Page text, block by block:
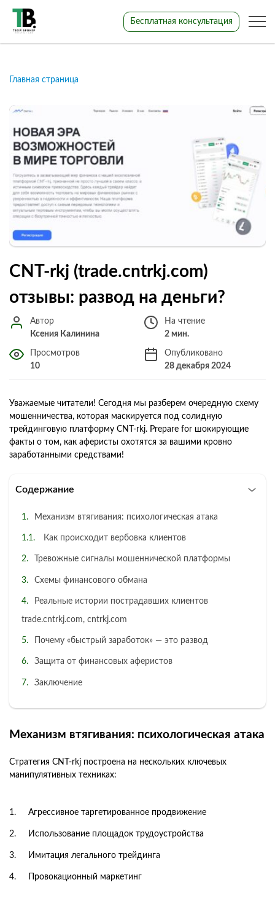
Бесплатная консультация
Главная страница
CNT-rkj (trade.cntrkj.com)
отзывы: развод на деньги?
Автор
Ксения Калинина
На чтение
2 мин.
Просмотров
10
Опубликовано
28 декабря 2024
Уважаемые читатели! Сегодня мы разберем очередную схему
мошенничества, которая маскируется под солидную
трейдинговую платформу CNT-rkj. Prepare for шокирующие
факты о том, как аферисты охотятся за вашими кровно
заработанными средствами!
Содержание
Механизм втягивания: психологическая атака
Как происходит вербовка клиентов
Тревожные сигналы мошеннической платформы
Схемы финансового обмана
Реальные истории пострадавших клиентов
trade.cntrkj.com, cntrkj.com
Почему «быстрый заработок» — это развод
Защита от финансовых аферистов
Заключение
Механизм втягивания: психологическая атака
Стратегия CNT-rkj построена на нескольких ключевых
манипулятивных техниках:
Агрессивное таргетированное продвижение
Использование площадок трудоустройства
Имитация легального трейдинга
Провокационный маркетинг